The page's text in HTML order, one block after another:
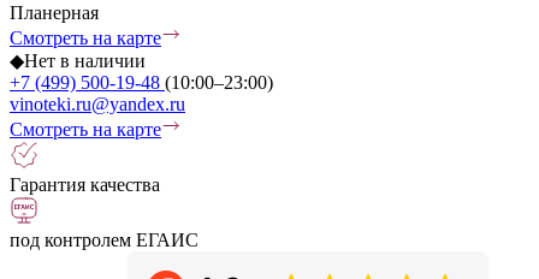
Планерная
Смотреть на карте
◆Нет в наличии
+7 (499) 500-19-48 (10:00–23:00)
vinoteki.ru@yandex.ru
Смотреть на карте
Гарантия качества
под контролем ЕГАИС